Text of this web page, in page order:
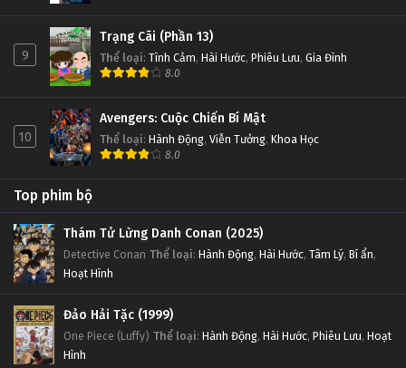
9
Trạng Cãi (Phần 13)
Thể loại: Tình Cảm, Hài Hước, Phiêu Lưu, Gia Đình
8.0
10
Avengers: Cuộc Chiến Bí Mật
Thể loại: Hành Động, Viễn Tưởng, Khoa Học
8.0
Top phim bộ
Thám Tử Lừng Danh Conan (2025)
Detective Conan Thể loại: Hành Động, Hài Hước, Tâm Lý, Bí ẩn,
Hoạt Hình
Đảo Hải Tặc (1999)
One Piece (Luffy) Thể loại: Hành Động, Hài Hước, Phiêu Lưu, Hoạt
Hình